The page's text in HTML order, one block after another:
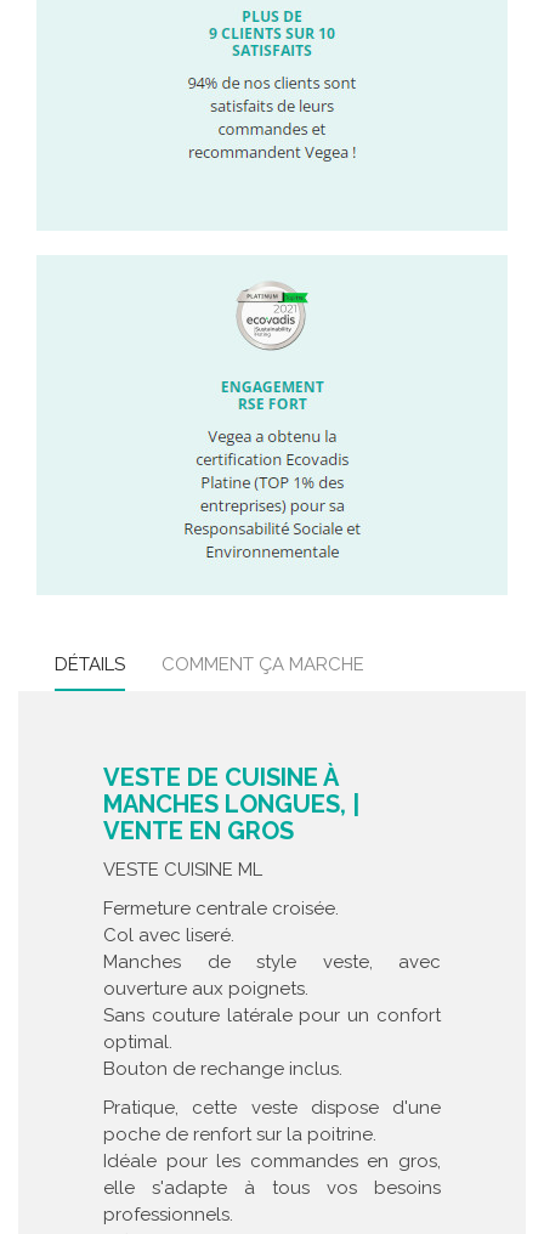
DÉTAILS COMMENT ÇA MARCHE
VESTE DE CUISINE À
MANCHES LONGUES, |
VENTE EN GROS
VESTE CUISINE ML
Fermeture centrale croisée.
Col avec liseré.
Manches de style veste, avec
ouverture aux poignets.
Sans couture latérale pour un confort
optimal.
Bouton de rechange inclus.
Pratique, cette veste dispose d'une
poche de renfort sur la poitrine.
Idéale pour les commandes en gros,
elle s'adapte à tous vos besoins
professionnels.